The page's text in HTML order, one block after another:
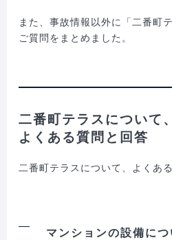
また、事故情報以外に「二番町
ご質問をまとめました。
二番町テラスについて
よくある質問と回答
二番町テラスについて、よくあ
マンションの設備につ